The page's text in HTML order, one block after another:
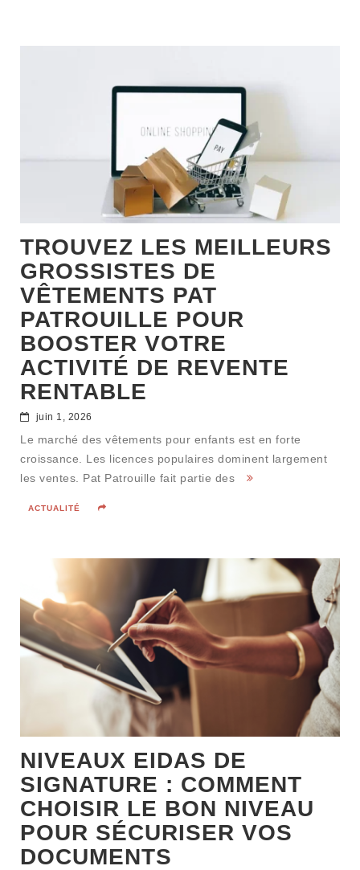
TROUVEZ LES MEILLEURS
GROSSISTES DE
VÊTEMENTS PAT
PATROUILLE POUR
BOOSTER VOTRE
ACTIVITÉ DE REVENTE
RENTABLE
juin 1, 2026
Le marché des vêtements pour enfants est en forte
croissance. Les licences populaires dominent largement
les ventes. Pat Patrouille fait partie des
ACTUALITÉ
NIVEAUX EIDAS DE
SIGNATURE : COMMENT
CHOISIR LE BON NIVEAU
POUR SÉCURISER VOS
DOCUMENTS